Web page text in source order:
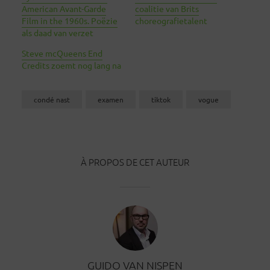
American Avant-Garde
Film in the 1960s. Poëzie
als daad van verzet
coalitie van Brits
choreografietalent
Steve mcQueens End
Credits zoemt nog lang na
condé nast examen tiktok vogue
À PROPOS DE CET AUTEUR
GUIDO VAN NISPEN